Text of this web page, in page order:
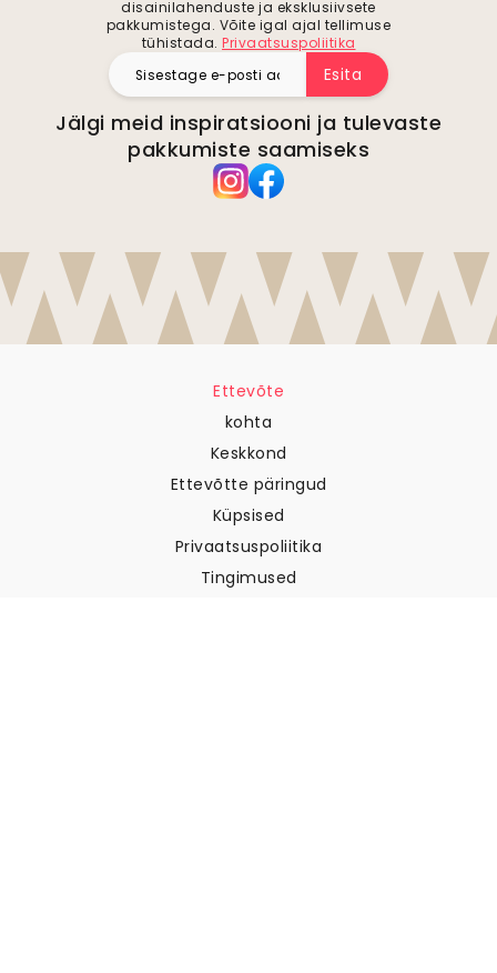
disainilahenduste ja eksklusiivsete
pakkumistega. Võite igal ajal tellimuse
tühistada. Privaatsuspoliitika
Esita
Jälgi meid inspiratsiooni ja tulevaste
pakkumiste saamiseks
Ettevõte
kohta
Keskkond
Ettevõtte päringud
Küpsised
Privaatsuspoliitika
Tingimused